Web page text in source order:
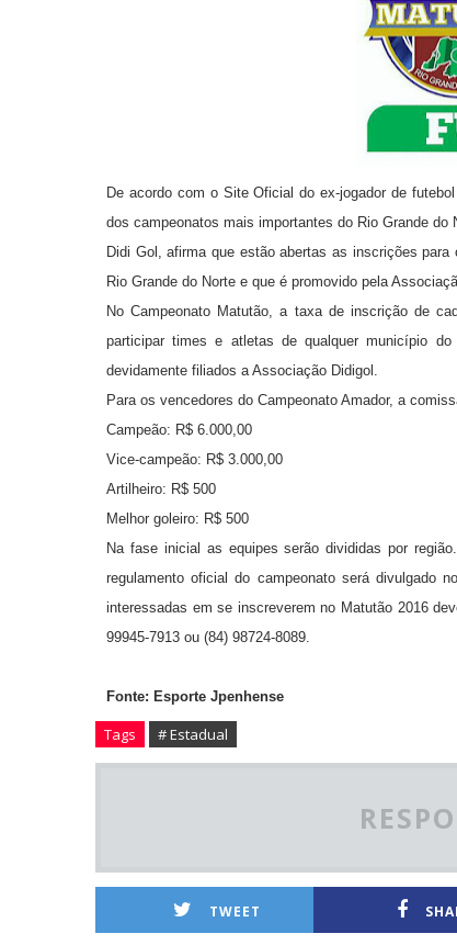
De acordo com o Site Oficial do ex-jogador de
dos campeonatos mais importantes do Rio Grande
Didi Gol, afirma que estão abertas as inscrições
Rio Grande do Norte e que é promovido pela
No Campeonato Matutão, a taxa de inscrição de
participar times e atletas de qualquer município
devidamente filiados a Associação Didigol.
Para os vencedores do Campeonato Amador, a
Campeão: R$ 6.000,00
Vice-campeão: R$ 3.000,00
Artilheiro: R$ 500
Melhor goleiro: R$ 500
Na fase inicial as equipes serão divididas por
regulamento oficial do campeonato será divulgado
interessadas em se inscreverem no Matutão 2016
99945-7913 ou (84) 98724-8089.
Fonte: Esporte Jpenhense
Tags # Estadual
TWEET